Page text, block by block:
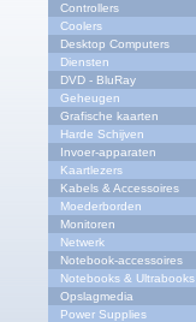
Controllers
Coolers
Desktop Computers
Diensten
DVD - BluRay
Geheugen
Grafische kaarten
Harde Schijven
Invoer-apparaten
Kaartlezers
Kabels & Accessoires
Moederborden
Monitoren
Netwerk
Notebook-accessoires
Notebooks & Ultrabooks
Opslagmedia
Power Supplies